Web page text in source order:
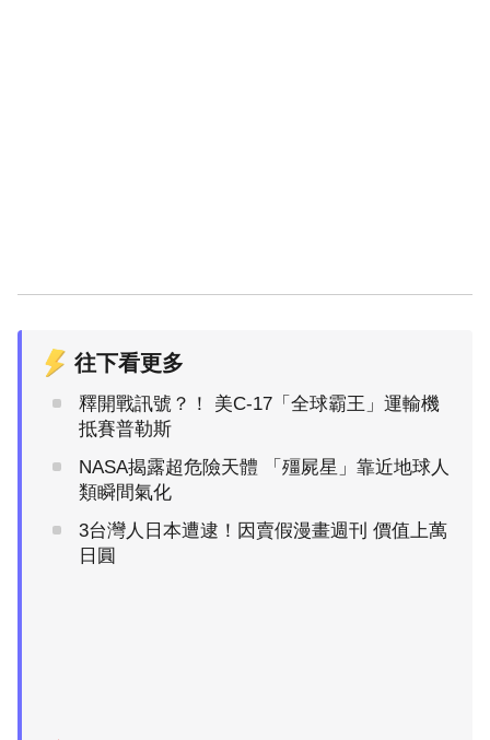
往下看更多
釋開戰訊號？！ 美C-17「全球霸王」運輸機
抵賽普勒斯
NASA揭露超危險天體 「殭屍星」靠近地球人
類瞬間氣化
3台灣人日本遭逮！因賣假漫畫週刊 價值上萬
日圓